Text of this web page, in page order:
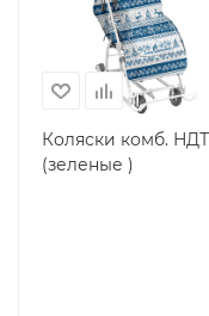
Коляски комб.
(зеленые )